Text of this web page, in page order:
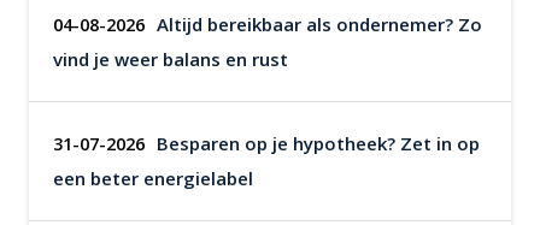
04-08-2026 Altijd bereikbaar als ondernemer? Zo
vind je weer balans en rust
31-07-2026 Besparen op je hypotheek? Zet in op
een beter energielabel